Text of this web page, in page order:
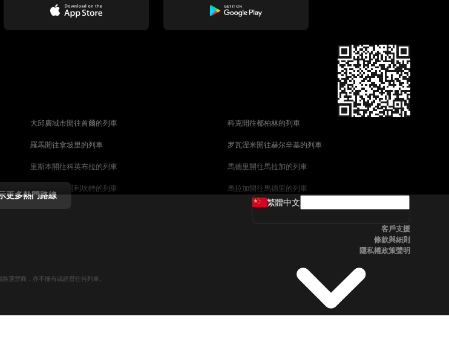
大邱廣域市開往首爾的列車 科克開往都柏林的列車
羅馬開往拿坡里的列車 罗瓦涅米開往赫尔辛基的列車
里斯本開往科英布拉的列車 馬德里開往馬拉加的列車
馬德里開往阿利坎特的列車 馬拉加開往馬德里的列車
威尼斯開往佛羅倫斯的列車
首爾開往釜山的列車 斯德哥爾摩開往哥本哈根的列車
中央車站開往卑尔根的列車
更多熱門路線
運營商，亦不擁有或經營任何列車。
繁體中文
客戶支援
條款與細則
隱私權政策聲明